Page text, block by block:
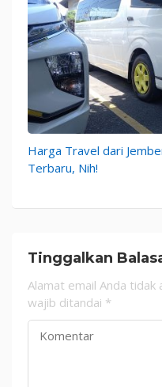
Harga Travel dari
Terbaru, Nih!
Tinggalkan
Alamat email Anda tidak
wajib ditandai *